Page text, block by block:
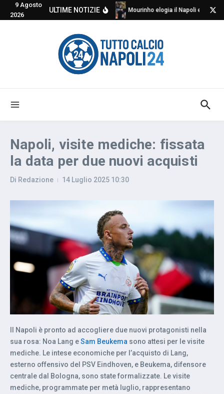
Salta al contenuto
9 Agosto
2026
ULTIME NOTIZIE Mourinho elogia il Napoli e critica
Napoli, visite mediche: fissata
la data per due nuovi acquisti
Di Redazione 14 Luglio 2025 10:30
Il Napoli è pronto ad accogliere due nuovi protagonisti nella
sua rosa: Noa Lang eSam Beukema sono attesi per le visite
mediche. Le intese economiche per l’acquisto di Lang,
esterno offensivo del PSV Eindhoven, e Beukema, difensore
centrale dal Bologna, sono state formalizzate. Le visite
mediche, programmate per metà luglio, rappresentano